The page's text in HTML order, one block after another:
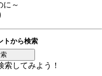
に～
トから検索
してみよう！